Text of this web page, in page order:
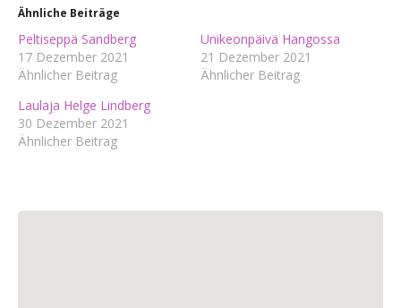
Ähnliche Beiträge
Peltiseppä Sandberg
17 Dezember 2021
Ähnlicher Beitrag
Unikeonpäivä Hangossa
21 Dezember 2021
Ähnlicher Beitrag
Laulaja Helge Lindberg
30 Dezember 2021
Ähnlicher Beitrag